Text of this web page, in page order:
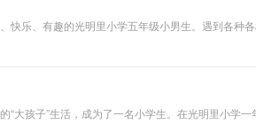
甘肃地质博物馆内
乐、有趣的光明里小学五年级小男生。遇到各种
理解、共情、欢笑之中，发现生活密码，张扬童趣
大孩子”生活，成为了一名小学生。在光明里小学